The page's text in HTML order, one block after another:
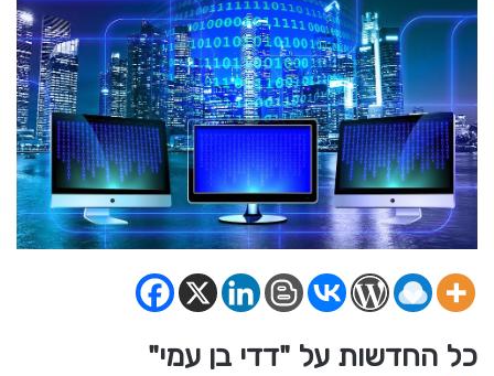
כל החדשות על "דדי בן עמי"